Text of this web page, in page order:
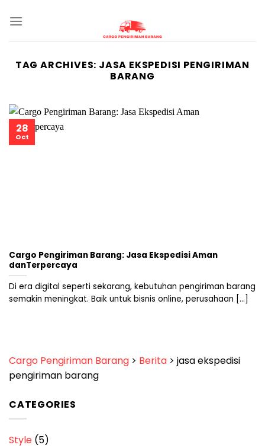
TAG ARCHIVES: JASA EKSPEDISI PENGIRIMAN
BARANG
Cargo Pengiriman Barang: Jasa Ekspedisi Aman
danTerpercaya
Di era digital seperti sekarang, kebutuhan pengiriman barang
semakin meningkat. Baik untuk bisnis online, perusahaan [...]
28
Oct
Cargo Pengiriman Barang > Berita > jasa ekspedisi
pengiriman barang
CATEGORIES
Style (5)